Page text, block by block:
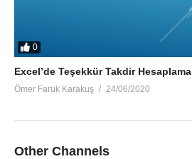
0
Excel’de Teşekkür Takdir Hesaplama
Ömer Faruk Karakuş 24/06/2020
Other Channels